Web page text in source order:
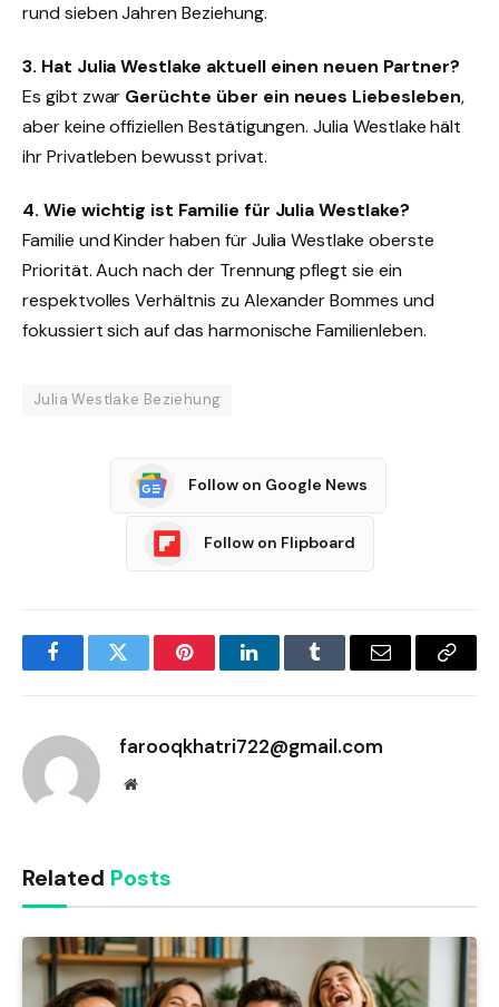
rund sieben Jahren Beziehung.
3. Hat Julia Westlake aktuell einen neuen Partner?
Es gibt zwar Gerüchte über ein neues Liebesleben,
aber keine offiziellen Bestätigungen. Julia Westlake hält
ihr Privatleben bewusst privat.
4. Wie wichtig ist Familie für Julia Westlake?
Familie und Kinder haben für Julia Westlake oberste
Priorität. Auch nach der Trennung pflegt sie ein
respektvolles Verhältnis zu Alexander Bommes und
fokussiert sich auf das harmonische Familienleben.
Julia Westlake Beziehung
Follow on Google News
Follow on Flipboard
FacebookTwitter PinterestLinkedInTumblr Email
Copy
farooqkhatri722@gmail.com
Website
Related Posts